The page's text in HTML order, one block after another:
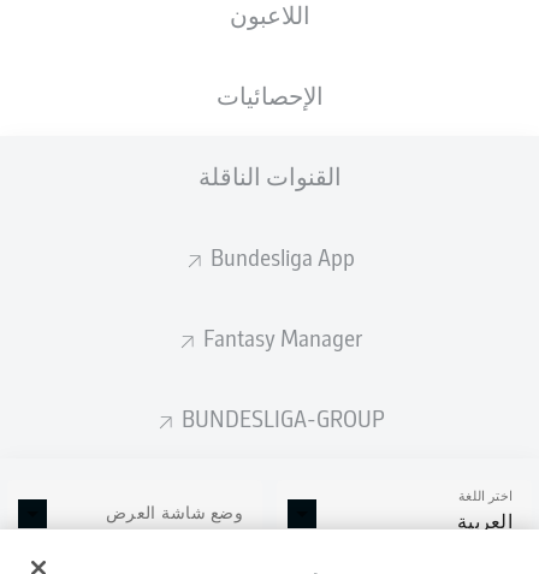
اللاعبون
الإحصائيات
القنوات الناقلة
Bundesliga App
Fantasy Manager
BUNDESLIGA-GROUP
اختر اللغة
العربية وضع شاشة العرض